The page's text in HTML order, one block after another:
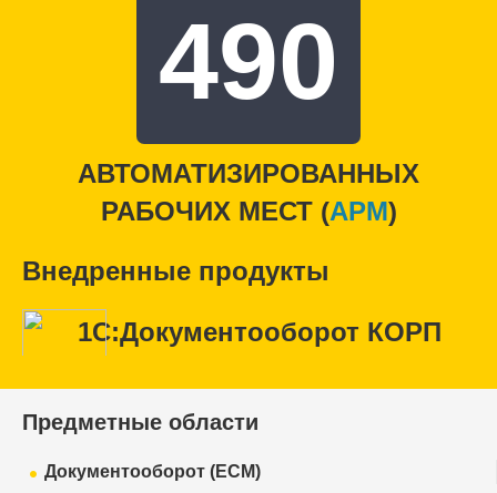
490
АВТОМАТИЗИРОВАННЫХ
РАБОЧИХ МЕСТ (APM)
Внедренные продукты
1С:Документооборот КОРП
Предметные области
Документооборот (ECM)